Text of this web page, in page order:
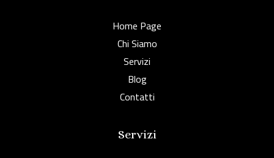
Home Page
Chi Siamo
Servizi
Blog
Contatti
Servizi